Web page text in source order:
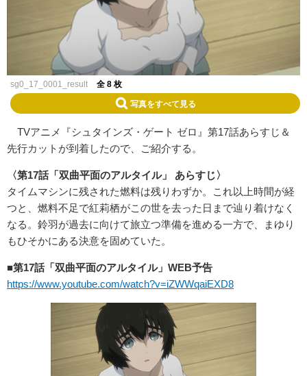
sg0_17_0001_result 全 8 枚
写真をすべて見る
TVアニメ『シュタインズ・ゲート ゼロ』第17話あらすじ＆
先行カットが到着したので、ご紹介する。
〈第17話「双曲平面のアルタイル」 あらすじ〉
タイムマシンに残された燃料は残りわずか。これ以上時間が経
つと、燃料不足で紅莉栖がこの世を去った日まで辿り着けなく
なる。鈴羽が過去に向けて旅立つ準備を進める一方で、まゆり
もひそかにある決意を固めていた。
■第17話「双曲平面のアルタイル」WEB予告
https://www.youtube.com/watch?v=iZWWqaiEXD8